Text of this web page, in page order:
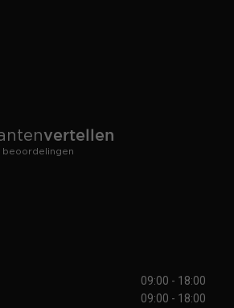
09:00 - 18:00
09:00 - 18:00